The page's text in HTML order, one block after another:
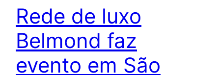
Rede de luxo
Belmond faz
evento em São